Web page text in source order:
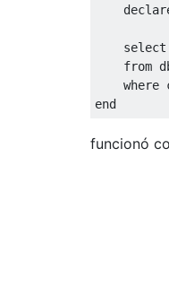
select
from
where
end
funcionó